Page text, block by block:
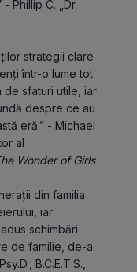
Phillip C. „Dr.
strategii clare
într-o lume tot
de sfaturi utile, iar
despre ce au
eră.” - Michael
al
Wonder of Girls
din familia
iar
schimbări
de familie, de-a
B.C.E.T.S.,